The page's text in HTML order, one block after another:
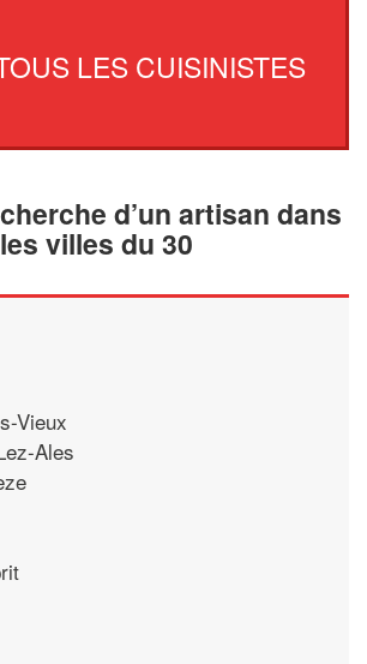
LES CUISINISTES
d’un artisan dans
villes du 30
Vieux
Ales